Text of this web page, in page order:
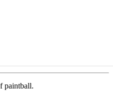
paintball.